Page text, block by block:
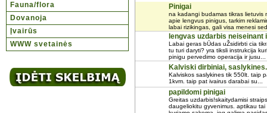
Fauna/flora
Dovanoja
Įvairūs
WWW svetainės
Pinigai
na kadangi budamas tikras lietuvis
apie lengvus pinigus, tarkim
labai rizikingas, gali visa menesi
lengvas uzdarbis neiseinant
Labai geras bŪdas uŽsidirbti cia
tu turi daryti? yra tiksli instrukcija
pinigu pervedimo operacija ir jusu...
Kalviski dirbiniai, saslykines.
Kalviskos saslykines tik 550lt. taip
1kvm. taip pat ivairus darabai su...
papildomi pinigai
Greitas uzdarbis!skaitydamisi
daugeliokitu gyvenimus. aptikau